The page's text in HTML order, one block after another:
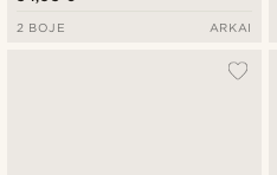
2 BOJE ARKAI